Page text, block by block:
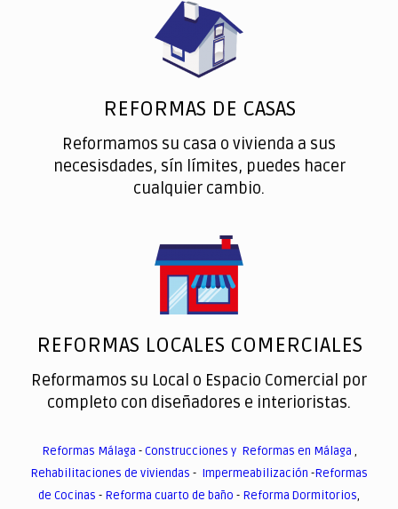
REFORMAS DE CASAS
Reformamos su casa o vivienda a sus
necesisdades, sín límites, puedes hacer
cualquier cambio.
REFORMAS LOCALES COMERCIALES
Reformamos su Local o Espacio Comercial por
completo con diseñadores e interioristas.
Reformas Málaga -Construcciones y Reformas en Málaga ,
Rehabilitaciones de viviendas - Impermeabilización -Reformas
de Cocinas - Reforma cuarto de baño - Reforma Dormitorios,